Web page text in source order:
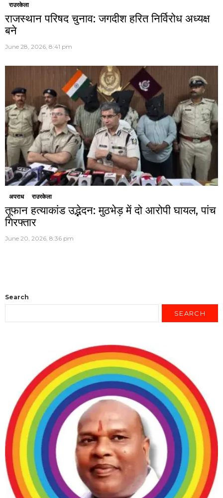
राउरकेला
राजस्थान परिषद चुनाव: जगदीश हरित निर्विरोध अध्यक्ष
बने
June 28, 2026, 8:41 pm
अपराध राउरकेला
तूफान हत्याकांड उद्भेदन: मुठभेड़ में दो आरोपी घायल, पांच
गिरफ्तार
June 20, 2026, 8:36 pm
Search
SEARCH